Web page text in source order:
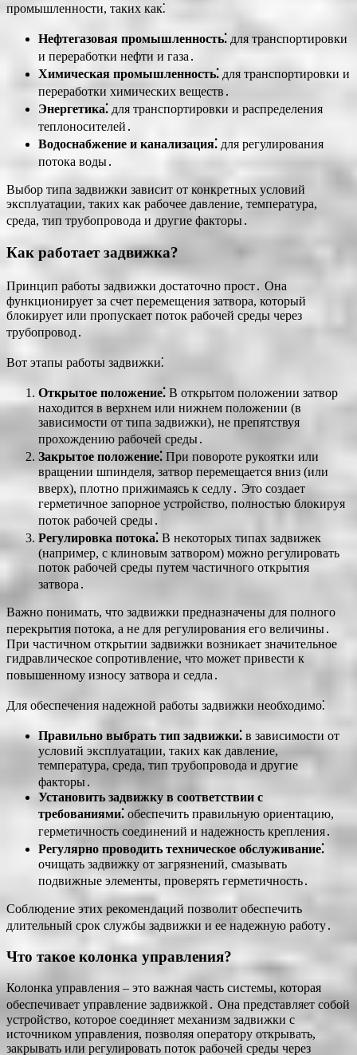
промышленности, таких как⁚
Нефтегазовая промышленность⁚ для транспортировки
и переработки нефти и газа․
Химическая промышленность⁚ для транспортировки и
переработки химических веществ․
Энергетика⁚ для транспортировки и распределения
теплоносителей․
Водоснабжение и канализация⁚ для регулирования
потока воды․
Выбор типа задвижки зависит от конкретных условий
эксплуатации, таких как рабочее давление, температура,
среда, тип трубопровода и другие факторы․
Как работает задвижка?
Принцип работы задвижки достаточно прост․ Она
функционирует за счет перемещения затвора, который
блокирует или пропускает поток рабочей среды через
трубопровод․
Вот этапы работы задвижки⁚
Открытое положение⁚ В открытом положении затвор
находится в верхнем или нижнем положении (в
зависимости от типа задвижки), не препятствуя
прохождению рабочей среды․
Закрытое положение⁚ При повороте рукоятки или
вращении шпинделя, затвор перемещается вниз (или
вверх), плотно прижимаясь к седлу․ Это создает
герметичное запорное устройство, полностью блокируя
поток рабочей среды․
Регулировка потока⁚ В некоторых типах задвижек
(например, с клиновым затвором) можно регулировать
поток рабочей среды путем частичного открытия
затвора․
Важно понимать, что задвижки предназначены для полного
перекрытия потока, а не для регулирования его величины․
При частичном открытии задвижки возникает значительное
гидравлическое сопротивление, что может привести к
повышенному износу затвора и седла․
Для обеспечения надежной работы задвижки необходимо⁚
Правильно выбрать тип задвижки⁚ в зависимости от
условий эксплуатации, таких как давление,
температура, среда, тип трубопровода и другие
факторы․
Установить задвижку в соответствии с
требованиями⁚ обеспечить правильную ориентацию,
герметичность соединений и надежность крепления․
Регулярно проводить техническое обслуживание⁚
очищать задвижку от загрязнений, смазывать
подвижные элементы, проверять герметичность․
Соблюдение этих рекомендаций позволит обеспечить
длительный срок службы задвижки и ее надежную работу․
Что такое колонка управления?
Колонка управления – это важная часть системы, которая
обеспечивает управление задвижкой․ Она представляет собой
устройство, которое соединяет механизм задвижки с
источником управления, позволяя оператору открывать,
закрывать или регулировать поток рабочей среды через